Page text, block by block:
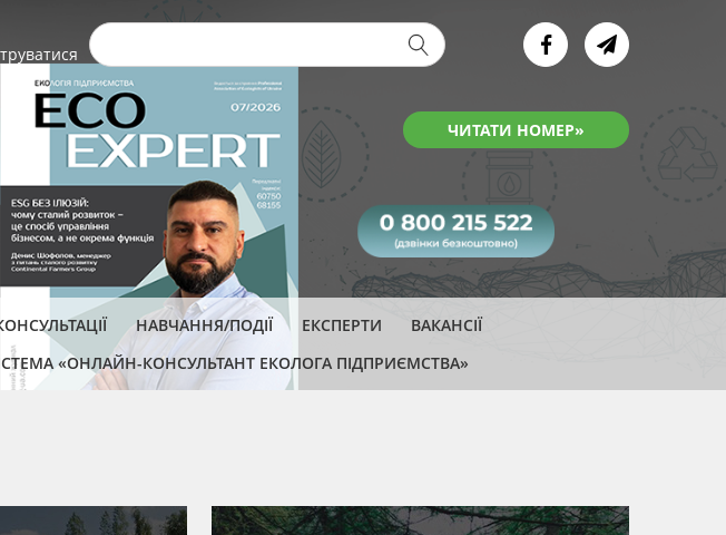
ЧИТАТИ НОМЕР»
Пошукова форма
НАВЧАННЯ/ПОДІЇ ЕКСПЕРТИ
ВАКАНСІЇ
«ОНЛАЙН-КОНСУЛЬТАНТ ЕКОЛОГА ПІДПРИЄМСТВА»